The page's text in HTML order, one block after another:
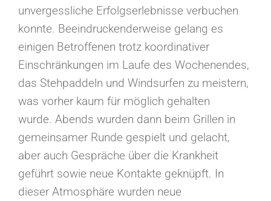
unvergessliche Erfolgserlebnisse verbuchen
konnte. Beeindruckenderweise gelang es
einigen Betroffenen trotz koordinativer
Einschränkungen im Laufe des Wochenendes,
das Stehpaddeln und Windsurfen zu meistern,
was vorher kaum für möglich gehalten
wurde. Abends wurden dann beim Grillen in
gemeinsamer Runde gespielt und gelacht,
aber auch Gespräche über die Krankheit
geführt sowie neue Kontakte geknüpft. In
dieser Atmosphäre wurden neue